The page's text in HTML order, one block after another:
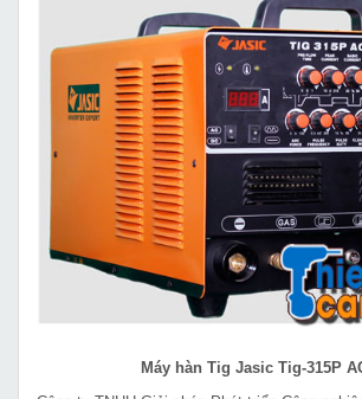
Máy hàn Tig Jasic Tig-315P